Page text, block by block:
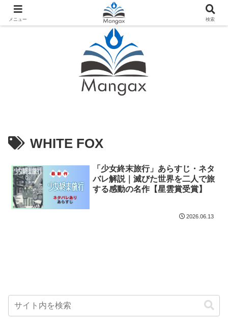
人気おすすめ漫画紹介ならMangax（マンガックス）
WHITE FOX
「少女終末旅行」あらすじ・ネタ
バレ解説｜滅びた世界を二人で旅
する感動の名作【星雲賞受賞】
2026.06.13
メニュー 検索